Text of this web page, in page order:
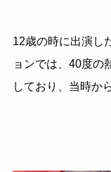
12歳の時に出演し
ョンでは、40度の
しており、当時か